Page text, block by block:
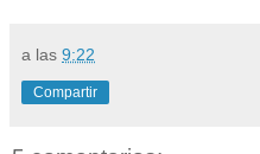
a las 9:22
Compartir